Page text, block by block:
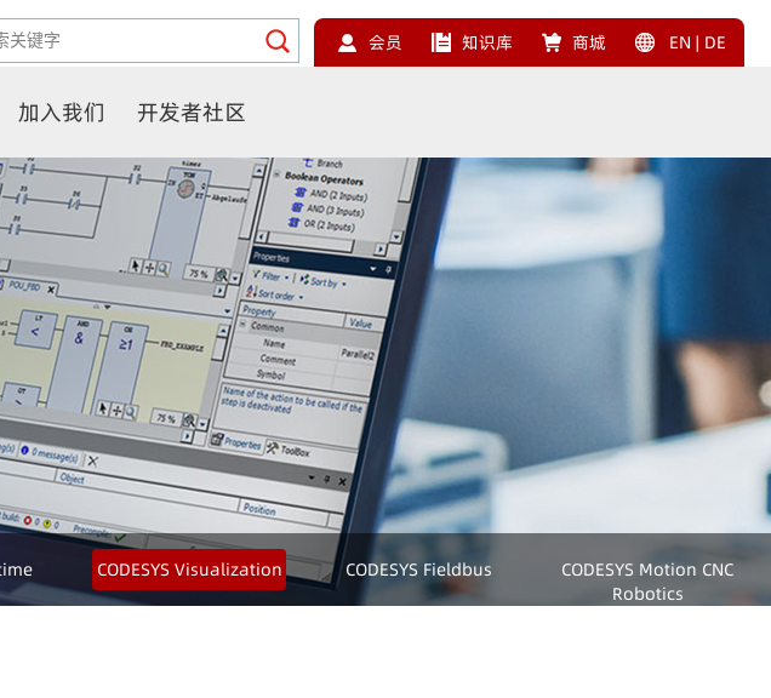
会员 知识库 商城 EN | DE
加入我们 开发者社区
CODESYS Visualization CODESYS Fieldbus
CODESYS Motion CNC
Robotics